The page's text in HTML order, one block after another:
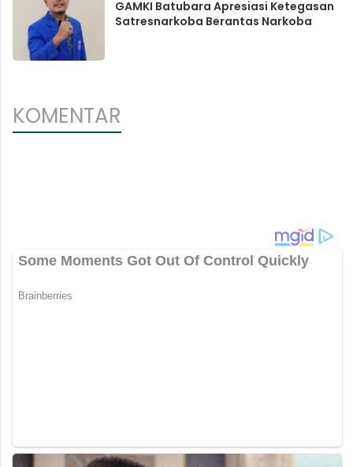
GAMKI Batubara Apresiasi Ketegasan
Satresnarkoba Berantas Narkoba
KOMENTAR